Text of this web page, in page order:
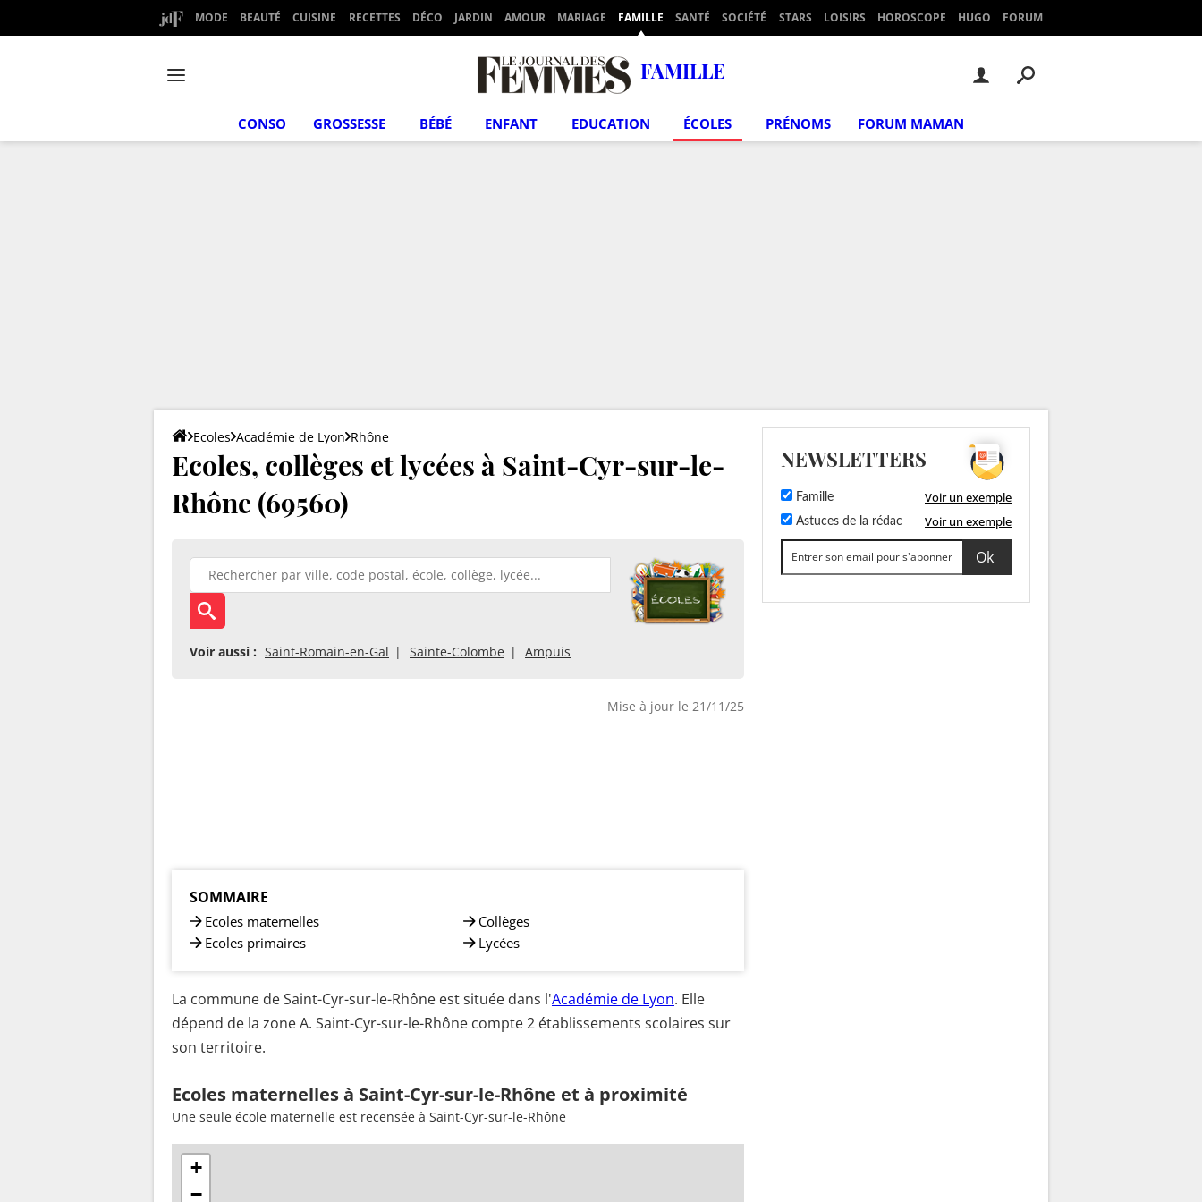
MODE BEAUTÉ CUISINE RECETTES DÉCO JARDIN AMOUR MARIAGE FAMILLE SANTÉ SOCIÉTÉ STARS LOISIRS HOROSCOPE HUGO FORUM
FAMILLE
CONSO GROSSESSE BÉBÉ ENFANT EDUCATION ÉCOLES PRÉNOMS FORUM MAMAN
Ecoles Académie de Lyon Rhône
Ecoles, collèges et lycées à Saint-Cyr-sur-le-
Rhône (69560)
Voir aussi : Saint-Romain-en-Gal Sainte-Colombe Ampuis
Mise à jour le 21/11/25
SOMMAIRE
Ecoles maternelles
Ecoles primaires
Collèges
Lycées
La commune de Saint-Cyr-sur-le-Rhône est située dans l'Académie de Lyon. Elle
dépend de la zone A. Saint-Cyr-sur-le-Rhône compte 2 établissements scolaires sur
son territoire.
Ecoles maternelles à Saint-Cyr-sur-le-Rhône et à proximité
Une seule école maternelle est recensée à Saint-Cyr-sur-le-Rhône
+
−
NEWSLETTERS
Famille Voir un exemple
Astuces de la rédac Voir un exemple